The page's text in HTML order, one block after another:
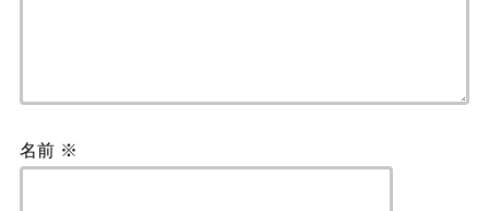
名前 ※